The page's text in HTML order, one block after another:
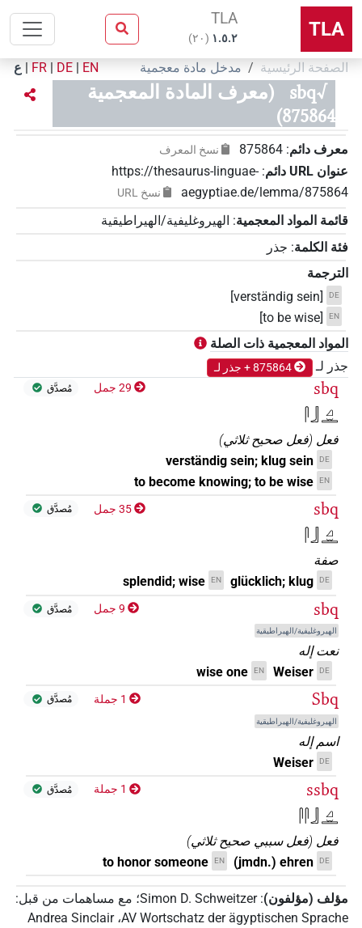
TLA
TLA
۱.٥.٢ (٢٠)
الصفحة الرئيسية مدخل مادة معجمية EN
|
DE
|
FR
| ع
√sbq
(معرف المادة المعجمية
875864)
معرف دائم:
875864 نسخ المعرف
عنوان‏ ‏URL‏ دائم :
https://thesaurus-linguae-
aegyptiae.de/lemma/875864
نسخ‏ ‏URL
قائمة المواد المعجمية: الهيروغليفية/الهيراطيقية
فئة الكلمة: جذر
الترجمة
DE
[verständig sein]
EN
[to be wise]
المواد المعجمية ذات الصلة
جذر لـ
875864 + جذر لـ
sbq
𓋴𓃀𓈎𓏛
29 جمل مُصدَّق
فعل (فعل صحيح ثلاثي)
DE
verständig sein; klug sein
EN
to become knowing; to be wise
sbq
𓋴𓃀𓈎𓏛
35 جمل مُصدَّق
صفة
DE
glücklich; klug
EN
splendid; wise
sbq
الهيروغليفية/الهيراطيقية
9 جمل مُصدَّق
نعت إله
DE
Weiser
EN
wise one
Sbq
الهيروغليفية/الهيراطيقية
1 جملة مُصدَّق
اسم إله
DE
Weiser
ssbq
𓋴𓋴𓃀𓈎𓏛
1 جملة مُصدَّق
فعل (فعل سببي صحيح ثلاثي)
DE
(jmdn.) ehren
EN
to honor someone
مؤلف (مؤلفون):
Simon D. Schweitzer؛ مع مساهمات من قبل:
AV Wortschatz der ägyptischen Sprache،Andrea Sinclair